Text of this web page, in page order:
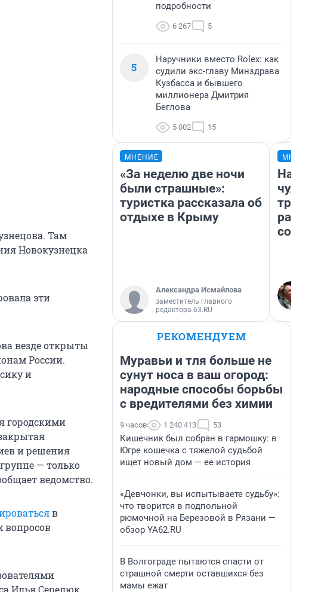
Там
Новокузнецка
эти
везде открыты
России.
и
городскими
и решения
— только
ведомство.
в
вопросов
Илья Середюк
подробности
6 267 5
5
Наручники вместо Rolex: как
судили экс-главу Минздрава
Кузбасса и бывшего
миллионера Дмитрия
Беглова
5 002 15
МНЕНИЕ
«За неделю две ночи
были страшные»:
туристка рассказала об
отдыхе в Крыму
Александра Исмайлова
заместитель главного
редактора 63.RU
РЕКОМЕНДУЕМ
Муравьи и тля больше не
сунут носа в ваш огород:
народные способы борьбы
с вредителями без химии
9 часов 1 240 413 53
Кишечник был собран в гармошку: в
Югре кошечка с тяжелой судьбой
ищет новый дом — ее история
«Девчонки, вы испытываете судьбу»:
что творится в подпольной
рюмочной на Березовой в Рязани —
обзор YA62.RU
В Волгограде пытаются спасти от
страшной смерти оставшихся без
мамы ежат